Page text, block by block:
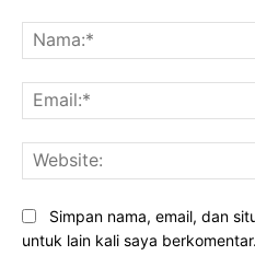
Simpan nama, email, dan
untuk lain kali saya berkomentar.